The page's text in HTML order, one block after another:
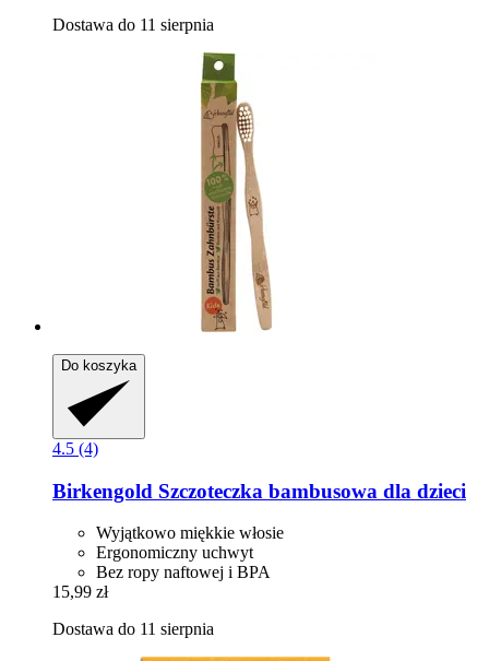
Dostawa do 11 sierpnia
Do koszyka
4.5 (4)
Birkengold Szczoteczka bambusowa dla dzieci
Wyjątkowo miękkie włosie
Ergonomiczny uchwyt
Bez ropy naftowej i BPA
15,99 zł
Dostawa do 11 sierpnia